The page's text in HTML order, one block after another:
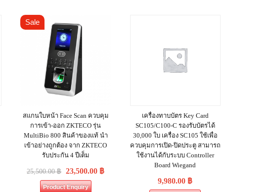
Sale
สแกนใบหน้า Face Scan ควบคุม
การเข้า-ออก ZKTECO รุ่น
MultiBio 800 สินค้าของแท้ นำ
เข้าอย่างถูกต้อง จาก ZKTECO
รับประกัน 4 ปีเต็ม
25,500.00฿ 23,500.00 ฿
Product Enquiry
เครื่องทาบบัตร Key Card
SC105/C100-C รองรับบัตรได้
30,000 ใบ เครื่อง SC105 ใช้เพื่อ
ควบคุมการเปิด-ปิดประตู สามารถ
ใช้งานได้กับระบบ Controller
Board Wiegand
9,980.00 ฿